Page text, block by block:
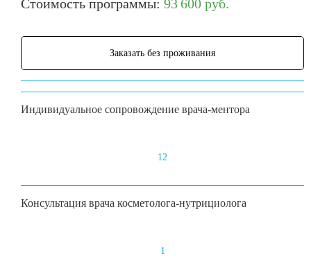
Стоимость программы: 93 600 руб.
Заказать без проживания
Индивидуальное сопровождение врача-ментора
12
Консультация врача косметолога-нутрициолога
1